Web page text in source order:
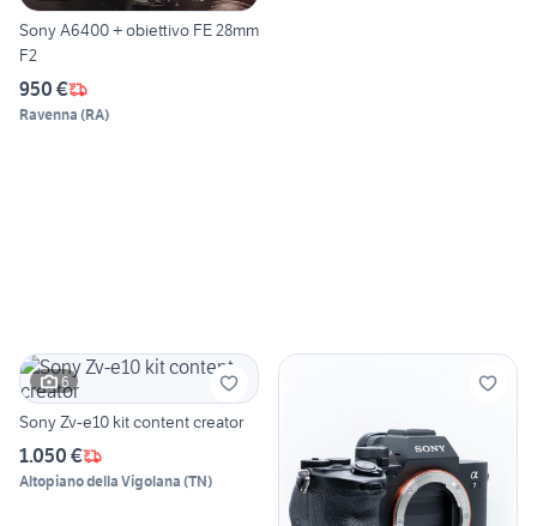
Sony A6400 + obiettivo FE 28mm
F2
950 €
Ravenna (RA)
6
Sony Zv-e10 kit content creator
1.050 €
Altopiano della Vigolana (TN)